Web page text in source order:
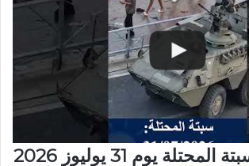
يوم 31 يوليوز 2026